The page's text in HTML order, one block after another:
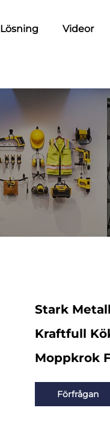
Lösning Videor
Stark
Kraftfull
Moppkrok
Förfrågan